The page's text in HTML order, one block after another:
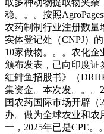
取多种动物提取物夹杂
稳。。。按照
农药制制行业注册数量
实体登记处（CNPJ）
10家做物。。。农化企
颁布发表，已向印度证
红鲱鱼招股书》（
集资金。本次发。。。
国农药国际市场开辟（
办。做为全球农业和农
一，2025年已是CPE